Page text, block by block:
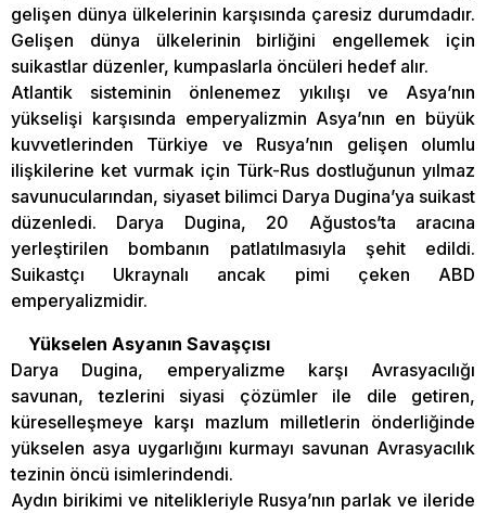
gelişen dünya ülkelerinin karşısında çaresiz durumdadır.
Gelişen dünya ülkelerinin birliğini engellemek için
suikastlar düzenler, kumpaslarla öncüleri hedef alır.
Atlantik sisteminin önlenemez yıkılışı ve Asya’nın
yükselişi karşısında emperyalizmin Asya’nın en büyük
kuvvetlerinden Türkiye ve Rusya’nın gelişen olumlu
ilişkilerine ket vurmak için Türk-Rus dostluğunun yılmaz
savunucularından, siyaset bilimci Darya Dugina’ya suikast
düzenledi. Darya Dugina, 20 Ağustos’ta aracına
yerleştirilen bombanın patlatılmasıyla şehit edildi.
Suikastçı Ukraynalı ancak pimi çeken ABD
emperyalizmidir.
Yükselen Asyanın Savaşçısı
Darya Dugina, emperyalizme karşı Avrasyacılığı
savunan, tezlerini siyasi çözümler ile dile getiren,
küreselleşmeye karşı mazlum milletlerin önderliğinde
yükselen asya uygarlığını kurmayı savunan Avrasyacılık
tezinin öncü isimlerindendi.
Aydın birikimi ve nitelikleriyle Rusya’nın parlak ve ileride